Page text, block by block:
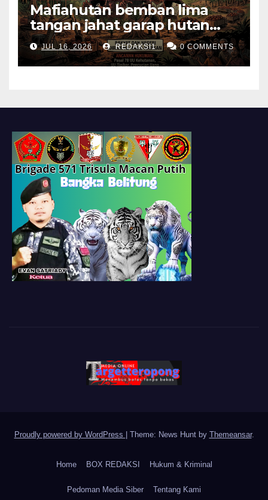
Mafiahutan bemban lima
tangan jahat garap hutan
produksi jadi perkebunan
sawit negeri dan rakyat
dirampas habis habisan
JUL 16, 2026 REDAKSI1 0 COMMENTS
Proudly powered by WordPress | Theme: News Hunt by Themeansar.
Home BOX REDAKSI Hukum & Kriminal
Pedoman Media Siber Tentang Kami